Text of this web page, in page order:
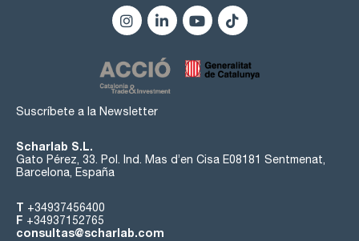
Suscríbete a la Newsletter
Scharlab S.L.
Gato Pérez, 33. Pol. Ind. Mas d’en Cisa E08181 Sentmenat,
Barcelona, España
T +34937456400
F +34937152765
consultas@scharlab.com